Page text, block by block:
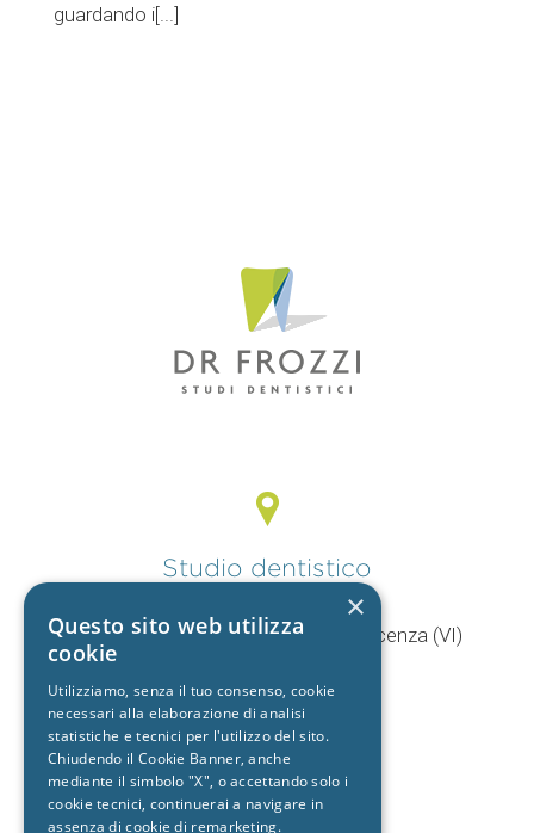
guardando i[...]
Studio dentistico
V.le Mercato Nuovo, 44/F 36100 Vicenza (VI)
+39 392 9402704
Studio dentistico
×
Questo sito web utilizza
cookie
Utilizziamo, senza il tuo consenso, cookie
necessari alla elaborazione di analisi
statistiche e tecnici per l'utilizzo del sito.
Chiudendo il Cookie Banner, anche
mediante il simbolo "X", o accettando solo i
cookie tecnici, continuerai a navigare in
assenza di cookie di remarketing.